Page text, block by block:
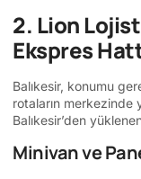
2. Lion
Ekspres
Balıkesir, konumu
rotaların merkezinde
Balıkesir’den
Minivan ve